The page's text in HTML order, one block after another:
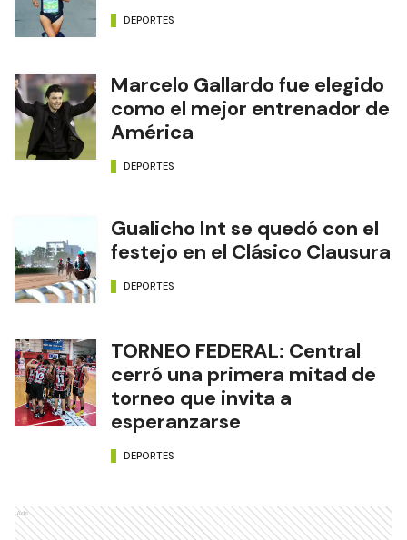
DEPORTES
Marcelo Gallardo fue elegido
como el mejor entrenador de
América
DEPORTES
Gualicho Int se quedó con el
festejo en el Clásico Clausura
DEPORTES
TORNEO FEDERAL: Central
cerró una primera mitad de
torneo que invita a
esperanzarse
DEPORTES
Ads